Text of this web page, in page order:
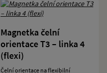
Magnetka čelní
orientace T3 – linka 4
(flexi)
Čelní orientace na flexibilní